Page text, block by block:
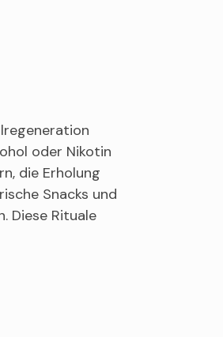
oder Nikotin
die Erholung
Snacks und
Diese Rituale